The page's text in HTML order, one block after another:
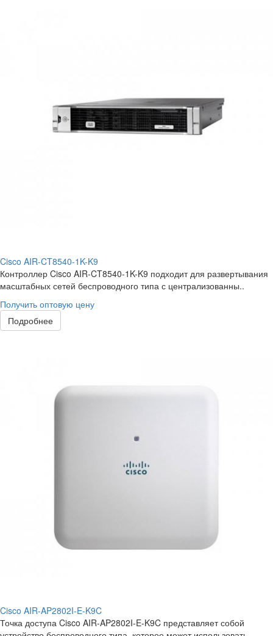
Cisco AIR-CT8540-1K-K9
Контроллер Cisco AIR-CT8540-1K-K9 подходит для развертывания
масштабных сетей беспроводного типа с централизованны..
Получить оптовую цену
Подробнее
Cisco AIR-AP2802I-E-K9C
Точка доступа Cisco AIR-AP2802I-E-K9C представляет собой